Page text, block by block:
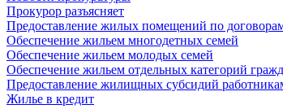
Прокурор разъясняет
Предоставление жилых помещений по
Обеспечение жильем многодетных семей
Обеспечение жильем молодых семей
Обеспечение жильем отдельных категорий
Предоставление жилищных субсидий
Жилье в кредит